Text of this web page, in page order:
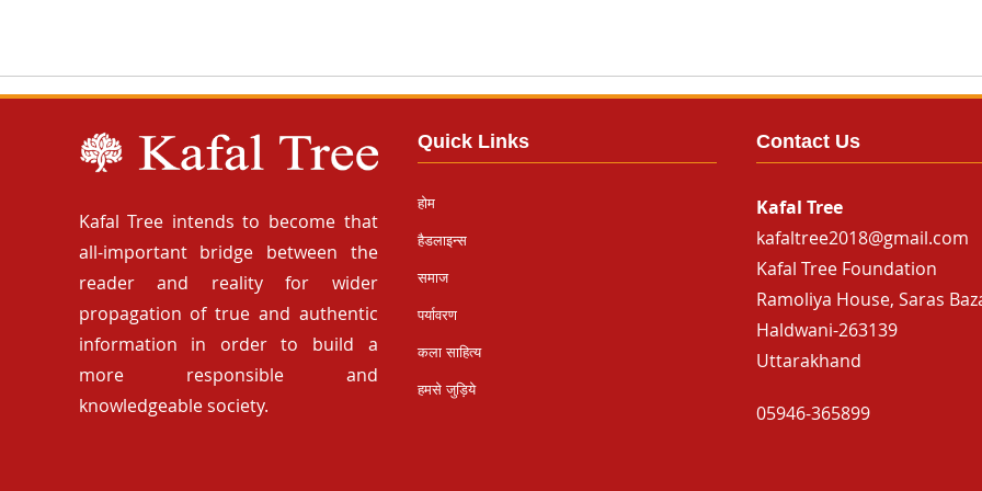
Kafal Tree intends to become that
all-important bridge between the
reader and reality for wider
propagation of true and authentic
information in order to build a
more responsible and
knowledgeable society.
Quick Links
होम
हैडलाइन्स
समाज
पर्यावरण
कला साहित्य
हमसे जुड़िये
Contact Us
Kafal Tree
kafaltree2018@gmail.com
Kafal Tree Foundation
Ramoliya House, Saras
Haldwani-263139
Uttarakhand
05946-365899